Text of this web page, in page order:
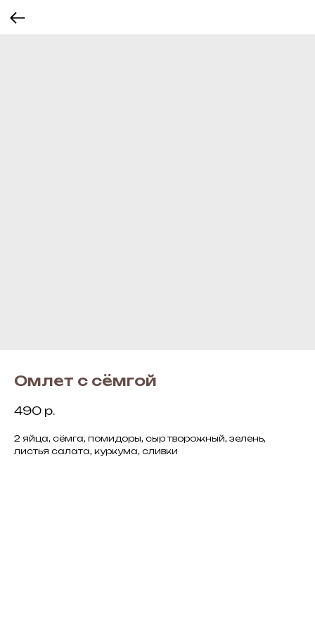
Омлет с сёмгой
490 р.
2 яйца, сёмга, помидоры, сыр творожный, зелень,
листья салата, куркума, сливки